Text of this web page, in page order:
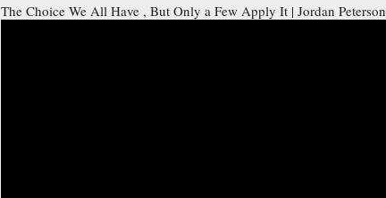
The Choice We All Have , But Only a Few Apply It | Jordan Peterson